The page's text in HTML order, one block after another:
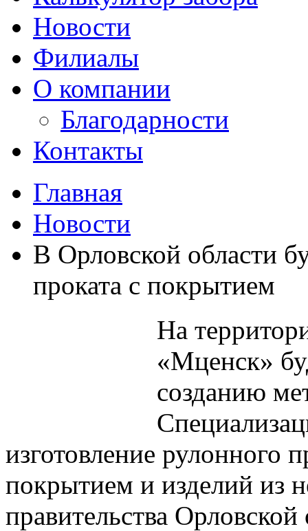
Новости
Филиалы
О компании
Благодарности
Контакты
Главная
Новости
В Орловской области
проката с покрытием
На
«Мценск»
созданию
изготовление рулонного
покрытием и изделий из
правительства Орловской